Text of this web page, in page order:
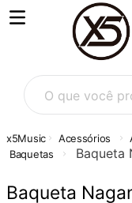
O que você procura?
Acessórios
Baquetas
Baqueta
Baqueta